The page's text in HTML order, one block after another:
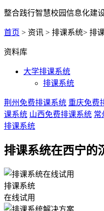
整合践行智慧校园信息化建
首页 > 资讯 > 排课系统> 排
资料库
大学排课系统
排课系统
荆州免费排课系统 重庆免费
课系统 山西免费排课系统 常
排课系统
排课系统在西宁的
排课系统
在线试用